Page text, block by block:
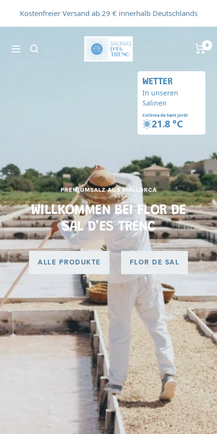
Inhalt
Kostenfreier Versand ab 29 € innerhalb Deutschlands
WETTER
In unseren
Salinen
Colònia de Sant Jordi
21.8 °C
Navigation
Flor
de
Sal
0
PREMIUMSALZ AUS MALLORCA
WILLKOMMEN BEI FLOR DE
SAL D’ES TRENC
ALLE PRODUKTE FLOR DE SAL